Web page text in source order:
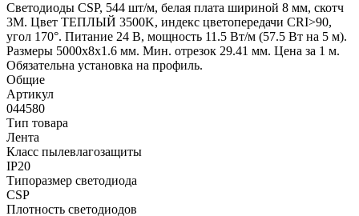
Светодиоды CSP, 544 шт/м, белая плата шириной 8 мм, скотч
3M. Цвет ТЕПЛЫЙ 3500K, индекс цветопередачи CRI>90,
угол 170°. Питание 24 В, мощность 11.5 Вт/м (57.5 Вт на 5 м).
Размеры 5000x8x1.6 мм. Мин. отрезок 29.41 мм. Цена за 1 м.
Обязательна установка на профиль.
Общие
Артикул
044580
Тип товара
Лента
Класс пылевлагозащиты
IP20
Типоразмер светодиода
CSP
Плотность светодиодов